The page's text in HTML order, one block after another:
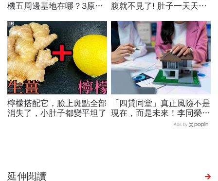
機五周邊基地在哪？3原因
頭，未來有上漲空間？
腹就不見了! 肚子一天天變
檸檬搭配它，臉上斑點全部
消失了，小肚子都變平坦了
PR
「四貸同堂」真正風險不是
現在，而是未來！李同榮示
警負向循環只要5步：大量
Ads by
延伸閱讀